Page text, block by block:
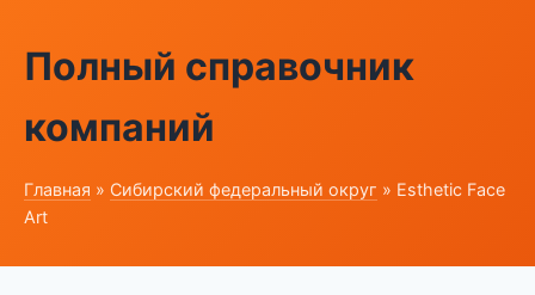
Полный справочник
компаний
Главная » Сибирский федеральный округ » Esthetic Face
Art